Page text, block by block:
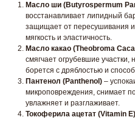
Масло ши (Butyrospermum
восстанавливает липидный
защищает от пересушивания
мягкость и эластичность.
Масло какао (Theobroma
смягчает огрубевшие
борется с дряблостью и
Пантенол (Panthenol) –
микроповреждения, снимает
увлажняет и разглаживает.
Токоферила ацетат (Vitamin E)